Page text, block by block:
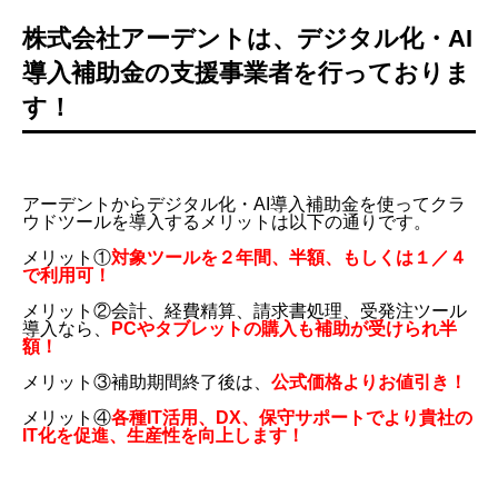
株式会社アーデントは、デジタル化・AI
導入補助金の支援事業者を行っておりま
す！
アーデントからデジタル化・AI導入補助金を使ってクラ
ウドツールを導入するメリットは以下の通りです。
メリット①対象ツールを２年間、半額、もしくは１／４
で利用可！
メリット②会計、経費精算、請求書処理、受発注ツール
導入なら、
PCやタブレットの購入も補助が受けられ半
額！
メリット③補助期間終了後は、 公式価格よりお値引き！
メリット④各種IT活用、DX、保守サポートでより貴社の
IT化を促進、生産性を向上します！